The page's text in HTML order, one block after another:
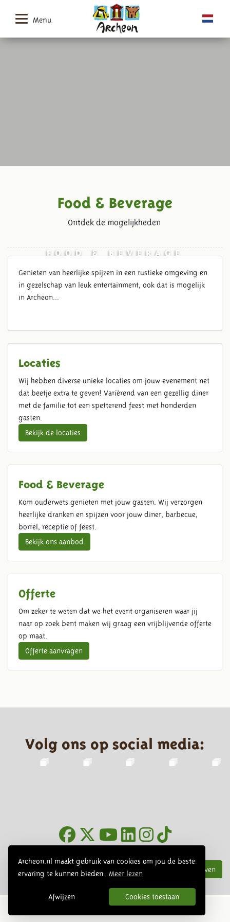
Archeon.nl maakt gebruik van cookies om jou de beste
ervaring te kunnen bieden.
Meer lezen
Afwijzen Cookies toestaan
Menu
FOOD & BEVERAGE
Food & Beverage
Ontdek de mogelijkheden
Genieten van heerlijke spijzen in een rustieke omgeving en
in gezelschap van leuk entertainment, ook dat is mogelijk
in Archeon...
Locaties
Wij hebben diverse unieke locaties om jouw evenement net
dat beetje extra te geven! Variërend van een gezellig diner
met de familie tot een spetterend feest met honderden
gasten.
Bekijk de locaties
Food & Beverage
Kom ouderwets genieten met jouw gasten. Wij verzorgen
heerlijke dranken en spijzen voor jouw diner, barbecue,
borrel, receptie of feest.
Bekijk ons aanbod
Offerte
Om zeker te weten dat we het event organiseren waar jij
naar op zoek bent maken wij graag een vrijblijvende offerte
op maat.
Offerte aanvragen
Volg ons op social media:
Inschrijven